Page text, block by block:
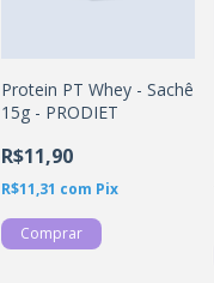
Protein PT Whey - Sachê
15g - PRODIET
R$11,90
R$11,31 com Pix